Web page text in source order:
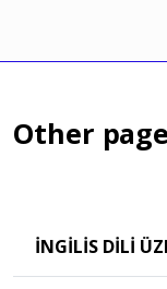
Other
İNGILIS DILI